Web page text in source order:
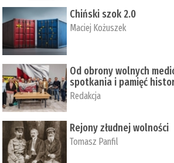
Chiński szok 2.0
Maciej Kożuszek
Od obrony wolnych
spotkania i pamięć
Redakcja
Rejony złudnej wolności
Tomasz Panfil